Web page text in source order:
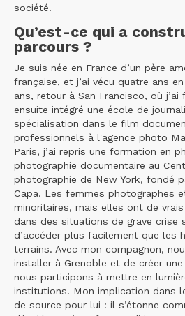
société.
Qu’est-ce qui a
parcours ?
Je suis née en France d’un père
française, et j’ai vécu quatre ans
ans, retour à San Francisco, où j’ai
ensuite intégré une école de
spécialisation dans le film
professionnels à l'agence photo
Paris, j’ai repris une formation en
photographie documentaire au
photographie de New York, fondé
Capa. Les femmes photographes
minoritaires, mais elles ont de
dans des situations de grave crise
d’accéder plus facilement que les
terrains. Avec mon compagnon,
installer à Grenoble et de créer
nous participons à mettre en
institutions. Mon implication dans
de source pour lui : il s’étonne